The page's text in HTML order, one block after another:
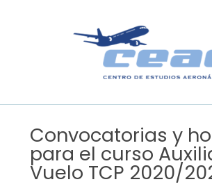
Convocatorias y
para el curso
Vuelo TCP 2020/